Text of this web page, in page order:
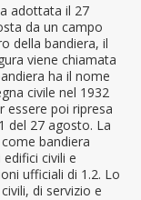
adottata il 27
da un campo
della bandiera, il
viene chiamata
ha il nome
civile nel 1932
essere poi ripresa
del 27 agosto. La
bandiera
civili e
ufficiali di 1.2. Lo
di servizio e